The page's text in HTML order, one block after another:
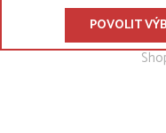
© 2010 - 2026POVOLIT